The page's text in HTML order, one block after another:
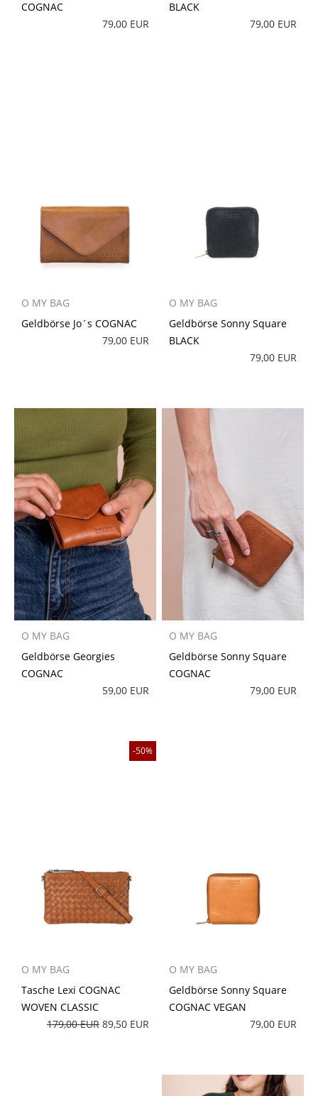
COGNAC
79,00 EUR
BLACK
79,00 EUR
O MY BAG
Geldbörse Jo´s COGNAC
79,00 EUR
O MY BAG
Geldbörse Sonny Square
BLACK
79,00 EUR
O MY BAG
Geldbörse Georgies
COGNAC
59,00 EUR
O MY BAG
Geldbörse Sonny Square
COGNAC
79,00 EUR
50%
O MY BAG
Tasche Lexi COGNAC
WOVEN CLASSIC
179,00 EUR 89,50 EUR
O MY BAG
Geldbörse Sonny Square
COGNAC VEGAN
79,00 EUR